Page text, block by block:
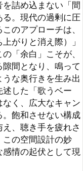
、広大なキャン
和させない構成
聴き手を疲れさ
空間設計の妙
の起伏として現
曲を挙げたい。
for the
る展開は、本作
。それまでの静
ライブペダル。
抑圧されていた
をもたらす。静
り一層の熱量を